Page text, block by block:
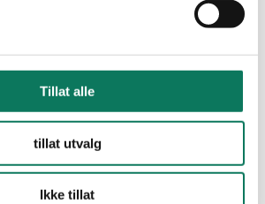
Tillat alle
tillat utvalg
Ikke tillat
oss gjør, betyr mye. La oss se
og vaner, og finn ut hva du kan
ditt forbruk.